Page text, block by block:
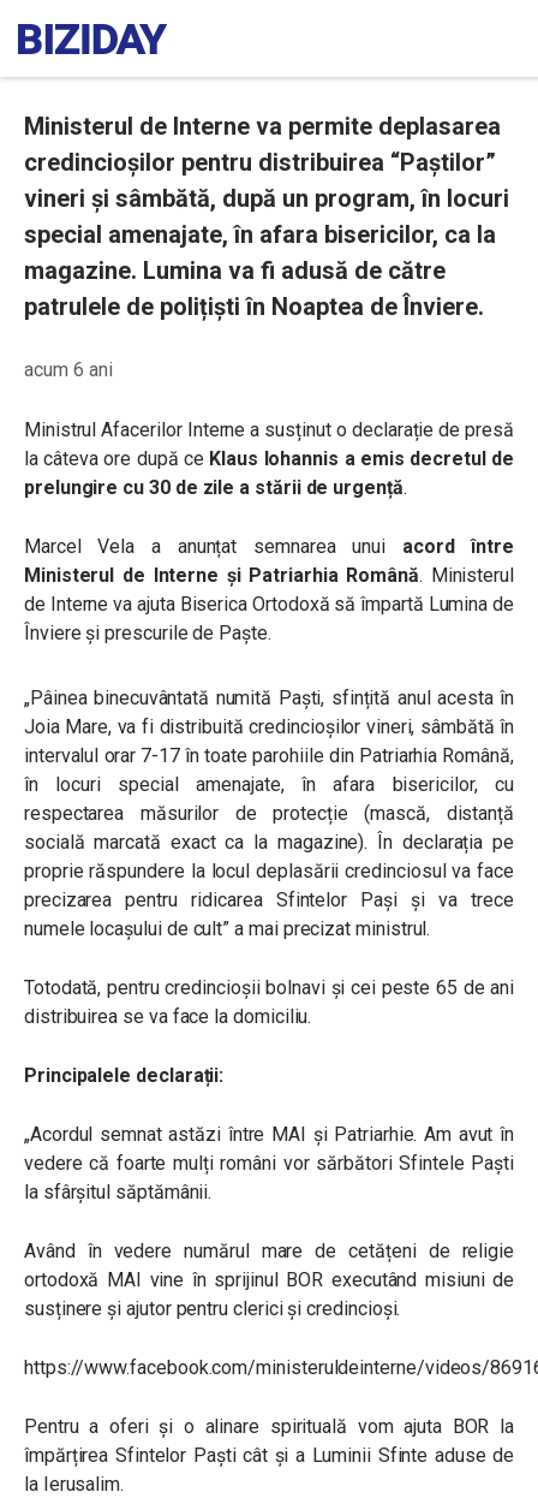
Ministerul de Interne va permite deplasarea
credincioșilor pentru distribuirea “Paștilor”
vineri și sâmbătă, după un program, în locuri
special amenajate, în afara bisericilor, ca la
magazine. Lumina va fi adusă de către
patrulele de polițiști în Noaptea de Înviere.
acum 6 ani
Ministrul Afacerilor Interne a susținut o declarație de presă
la câteva ore după ce Klaus Iohannis a emis decretul de
prelungire cu 30 de zile a stării de urgență.
Marcel Vela a anunțat semnarea unui acord între
Ministerul de Interne și Patriarhia Română. Ministerul
de Interne va ajuta Biserica Ortodoxă să împartă Lumina de
Înviere și prescurile de Paște.
„Pâinea binecuvântată numită Paști, sfințită anul acesta în
Joia Mare, va fi distribuită credincioșilor vineri, sâmbătă în
intervalul orar 7-17 în toate parohiile din Patriarhia Română,
în locuri special amenajate, în afara bisericilor, cu
respectarea măsurilor de protecție (mască, distanță
socială marcată exact ca la magazine). În declarația pe
proprie răspundere la locul deplasării credinciosul va face
precizarea pentru ridicarea Sfintelor Pași și va trece
numele locașului de cult” a mai precizat ministrul.
Totodată, pentru credincioșii bolnavi și cei peste 65 de ani
distribuirea se va face la domiciliu.
Principalele declarații:
„Acordul semnat astăzi între MAI și Patriarhie. Am avut în
vedere că foarte mulți români vor sărbători Sfintele Paști
la sfârșitul săptămânii.
Având în vedere numărul mare de cetățeni de religie
ortodoxă MAI vine în sprijinul BOR executând misiuni de
susținere și ajutor pentru clerici și credincioși.
https://www.facebook.com/ministeruldeinterne/videos/
Pentru a oferi și o alinare spirituală vom ajuta BOR la
împărțirea Sfintelor Paști cât și a Luminii Sfinte aduse de
la Ierusalim.